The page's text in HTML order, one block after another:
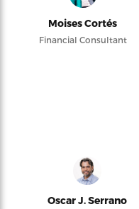
Moises Cortés
Financial Consultant
Oscar J. Serrano